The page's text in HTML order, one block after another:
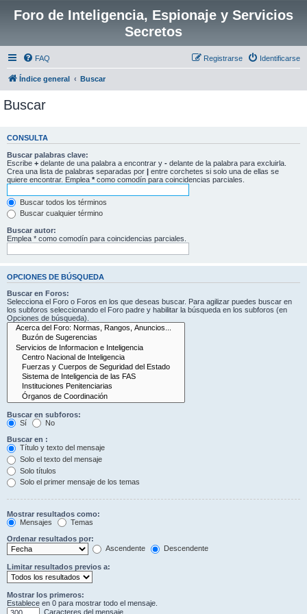
Foro de Inteligencia, Espionaje y Servicios
Secretos
FAQ Identificarse
Registrarse
Índice general Buscar
Buscar
CONSULTA
Buscar palabras clave:
Escribe + delante de una palabra a encontrar y - delante de la palabra para excluirla.
Crea una lista de palabras separadas por | entre corchetes si solo una de ellas se
quiere encontrar. Emplea * como comodín para coincidencias parciales.
Buscar todos los términos
Buscar cualquier término
Buscar autor:
Emplea * como comodín para coincidencias parciales.
OPCIONES DE BÚSQUEDA
Buscar en Foros:
Selecciona el Foro o Foros en los que deseas buscar. Para agilizar puedes buscar en
los subforos seleccionando el Foro padre y habilitar la búsqueda en los subforos (en
Opciones de búsqueda).
Buscar en subforos:
Sí
No
Buscar en :
Título y texto del mensaje
Solo el texto del mensaje
Solo títulos
Solo el primer mensaje de los temas
Mostrar resultados como:
Mensajes
Temas
Ordenar resultados por:
Ascendente
Descendente
Limitar resultados previos a:
Mostrar los primeros:
Establece en 0 para mostrar todo el mensaje.
Caracteres del mensaje